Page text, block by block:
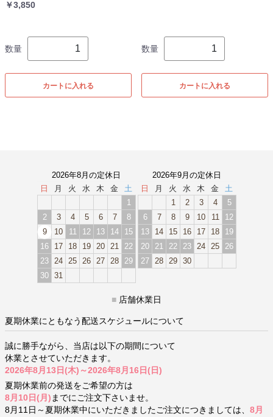
￥3,850
数量
カートに入れる
数量
カートに入れる
2026年8月の定休日
日
月 火 水 木 金
土
1
2
3 4 5 6 7
8
9
10 11 12 13 14
15
16
17 18 19 20 21
22
23 24 25 26 27 28
29
30 31
2026年9月の定休日
日
月 火 水 木 金
土
1
2 3 4
5
6
7 8 9 10 11
12
13
14 15 16 17 18
19
20
21 22 23 24 25
26
27 28 29 30
■ 店舗休業日
夏期休業にともなう配送スケジュールについて
誠に勝手ながら、当店は以下の期間について
休業とさせていただきます。
2026年8月13日(木)～2026年8月16日(日)
夏期休業前の発送をご希望の方は
8月10日(月) までにご注文下さいませ。
8月11日～夏期休業中にいただきましたご注文につきましては、 8月